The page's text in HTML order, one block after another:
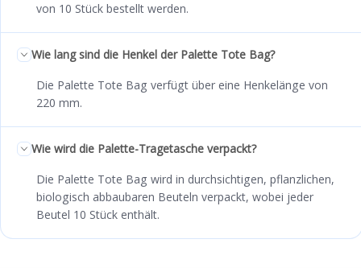
von 10 Stück bestellt werden.
Wie lang sind die Henkel der Palette Tote Bag?
Die Palette Tote Bag verfügt über eine Henkelänge von
220 mm.
Wie wird die Palette-Tragetasche verpackt?
Die Palette Tote Bag wird in durchsichtigen, pflanzlichen,
biologisch abbaubaren Beuteln verpackt, wobei jeder
Beutel 10 Stück enthält.